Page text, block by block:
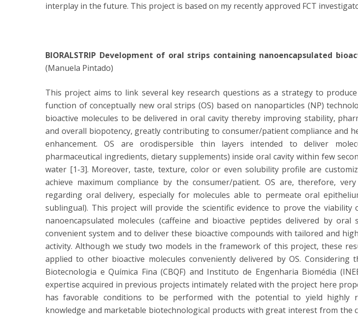
interplay in the future. This project is based on my recently approved FCT
BIORALSTRIP Development of oral strips containing nanoencapsulated
(Manuela Pintado)
This project aims to link several key research questions as a strategy to
function of conceptually new oral strips (OS) based on nanoparticles (NP)
bioactive molecules to be delivered in oral cavity thereby improving stability,
and overall biopotency, greatly contributing to consumer/patient compliance and
enhancement. OS are orodispersible thin layers intended to deliver
pharmaceutical ingredients, dietary supplements) inside oral cavity within few
water [1-3]. Moreover, taste, texture, color or even solubility profile are
achieve maximum compliance by the consumer/patient. OS are, therefore,
regarding oral delivery, especially for molecules able to permeate oral
sublingual). This project will provide the scientific evidence to prove the viability
nanoencapsulated molecules (caffeine and bioactive peptides delivered by
convenient system and to deliver these bioactive compounds with tailored and
activity. Although we study two models in the framework of this project, these
applied to other bioactive molecules conveniently delivered by OS. Considering
Biotecnologia e Química Fina (CBQF) and Instituto de Engenharia Biomédia
expertise acquired in previous projects intimately related with the project here
has favorable conditions to be performed with the potential to yield highly
knowledge and marketable biotechnological products with great interest from the